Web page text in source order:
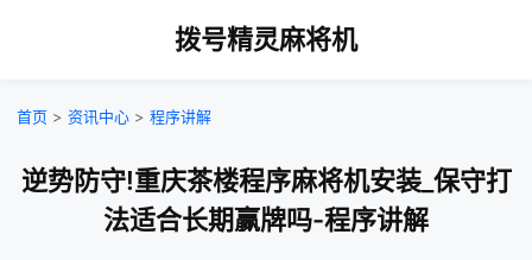
拨号精灵麻将机
首页 > 资讯中心 > 程序讲解
逆势防守!重庆茶楼程序麻将机安装_保守打
法适合长期赢牌吗-程序讲解